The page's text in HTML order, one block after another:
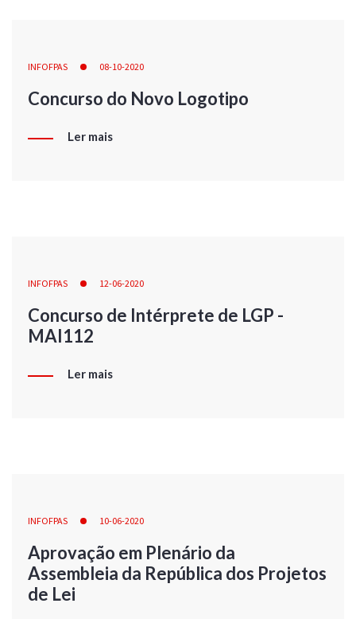
INFOFPAS 08-10-2020
Concurso do Novo Logotipo
Ler mais
INFOFPAS 12-06-2020
Concurso de Intérprete de LGP -
MAI112
Ler mais
INFOFPAS 10-06-2020
Aprovação em Plenário da
Assembleia da República dos Projetos
de Lei